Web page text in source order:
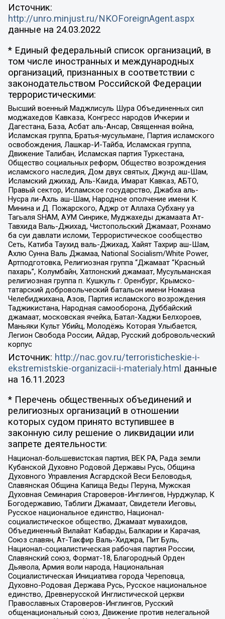
Источник:
http://unro.minjust.ru/NKOForeignAgent.aspx
данные на 24.03.2022
* Единый федеральный список организаций, в
том числе иностранных и международных
организаций, признанных в соответствии с
законодательством Российской Федерации
террористическими:
Высший военный Маджлисуль Шура Объединенных сил
моджахедов Кавказа, Конгресс народов Ичкерии и
Дагестана, База, Асбат аль-Ансар, Священная война,
Исламская группа, Братья-мусульмане, Партия исламского
освобождения, Лашкар-И-Тайба, Исламская группа,
Движение Талибан, Исламская партия Туркестана,
Общество социальных реформ, Общество возрождения
исламского наследия, Дом двух святых, Джунд аш-Шам,
Исламский джихад, Аль-Каида, Имарат Кавказ, АБТО,
Правый сектор, Исламское государство, Джабха аль-
Нусра ли-Ахль аш-Шам, Народное ополчение имени К.
Минина и Д. Пожарского, Аджр от Аллаха Субхану уа
Тагьаля SHAM, АУМ Синрике, Муджахеды джамаата Ат-
Тавхида Валь-Джихад, Чистопольский Джамаат, Рохнамо
ба суи давлати исломи, Террористическое сообщество
Сеть, Катиба Таухид валь-Джихад, Хайят Тахрир аш-Шам,
Ахлю Сунна Валь Джамаа, National Socialism/White Power,
Артподготовка, Религиозная группа “Джамаат “Красный
пахарь”, Колумбайн, Хатлонский джамаат, Мусульманская
религиозная группа п. Кушкуль г. Оренбург, Крымско-
татарский добровольческий батальон имени Номана
Челебиджихана, Азов, Партия исламского возрождения
Таджикистана, Народная самооборона, Дуббайский
джамаат, московская ячейка, Батал-Хаджи Белхороев,
Маньяки Культ Убийц, Молодёжь Которая Улыбается,
Легион Свобода России, Айдар, Русский добровольческий
корпус
Источник: http://nac.gov.ru/terroristicheskie-i-
ekstremistskie-organizacii-i-materialy.html данные
на 16.11.2023
* Перечень общественных объединений и
религиозных организаций в отношении
которых судом принято вступившее в
законную силу решение о ликвидации или
запрете деятельности:
Национал-большевистская партия, ВЕК РА, Рада земли
Кубанской Духовно Родовой Державы Русь, Община
Духовного Управления Асгардской Веси Беловодья,
Славянская Община Капища Веды Перуна, Мужская
Духовная Семинария Староверов-Инглингов, Нурджулар, К
Богодержавию, Таблиги Джамаат, Свидетели Иеговы,
Русское национальное единство, Национал-
социалистическое общество, Джамаат мувахидов,
Объединенный Вилайат Кабарды, Балкарии и Карачая,
Союз славян, Ат-Такфир Валь-Хиджра, Пит Буль,
Национал-социалистическая рабочая партия России,
Славянский союз, Формат-18, Благородный Орден
Дьявола, Армия воли народа, Национальная
Социалистическая Инициатива города Череповца,
Духовно-Родовая Держава Русь, Русское национальное
единство, Древнерусской Инглистической церкви
Православных Староверов-Инглингов, Русский
общенациональный союз, Движение против нелегальной